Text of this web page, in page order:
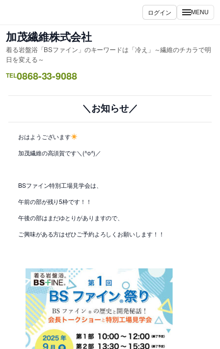
を
ス
キ
ッ
プ
ログイン MENU
加茂繊維株式会社
着る岩盤浴「BSファイン」のキーワードは「冷え」～繊維のチカラで明
日を変える～
TEL0868-33-9088
＼お知らせ／
おはようございます
加茂繊維の高須賀です＼(^o^)／
BSファイン特別工場見学会は、
午前の部が残り5枠です！！
午後の部はまだゆとりがありますので、
ご興味がある方はぜひご予約よろしくお願いします！！